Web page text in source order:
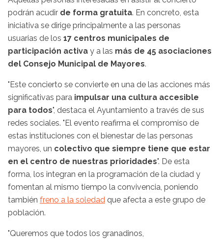
podrán acudir de forma gratuita. En concreto, esta
iniciativa se dirige principalmente a las personas
usuarias de los 17 centros municipales de
participación activa y a las más de 45 asociaciones
del Consejo Municipal de Mayores.
"Este concierto se convierte en una de las acciones más
significativas para impulsar una cultura accesible
para todos", destaca el Ayuntamiento a través de sus
redes sociales. "El evento reafirma el compromiso de
estas instituciones con el bienestar de las personas
mayores, un colectivo que siempre tiene que estar
en el centro de nuestras prioridades". De esta
forma, los integran en la programación de la ciudad y
fomentan al mismo tiempo la convivencia, poniendo
también freno a la soledad que afecta a este grupo de
población.
"Queremos que todos los granadinos,